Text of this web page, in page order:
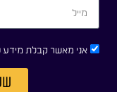
אני מאשר קבלת מידע